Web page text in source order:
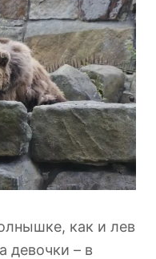
как и лев
девочки – в